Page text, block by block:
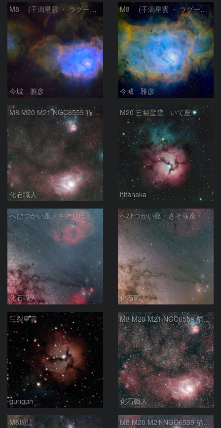
M8 (干潟星雲 ・ ラグーン（Lagoon）星雲)
今城 雅彦
M8 (干潟星雲 ・ ラグーン（Lagoon）星雲)
今城 雅彦
M8 M20 M21 NGC6559 猫の手星雲 いて座
化石職人
M20 三裂星雲 いて座
hltanaka
へびつかい座・さそり座・いて座と天の川
化石職人
へびつかい座・さそり座・いて座と天の川
化石職人
三裂星雲
gungun
M8 M20 M21 NGC6559 猫の手星雲 いて座
化石職人
M8周辺 M8 M20 M21 NGC6559 猫の手星雲 いて座